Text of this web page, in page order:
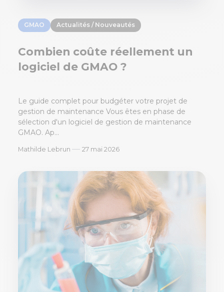
GMAO Actualités / Nouveautés
Combien coûte réellement un
logiciel de GMAO ?
Le guide complet pour budgéter votre projet de
gestion de maintenance Vous êtes en phase de
sélection d'un logiciel de gestion de maintenance
GMAO. Ap...
Mathilde Lebrun — 27 mai 2026